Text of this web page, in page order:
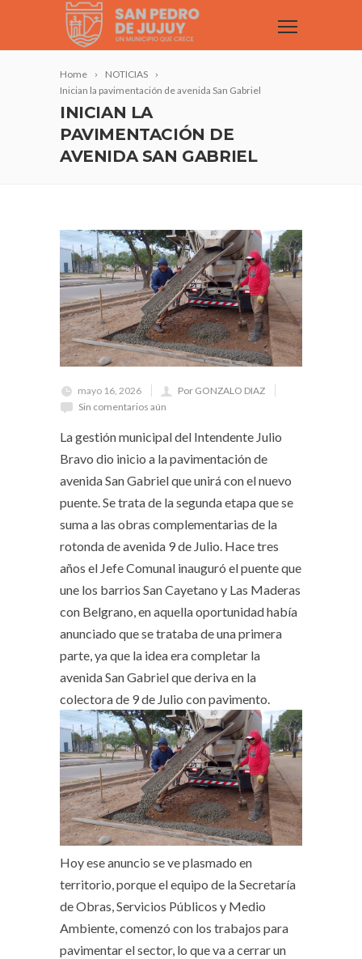
Home
NOTICIAS
Inician la pavimentación de avenida San Gabriel
INICIAN LA
PAVIMENTACIÓN DE
AVENIDA SAN GABRIEL
mayo 16, 2026
Por GONZALO DIAZ
Sin comentarios aún
La gestión municipal del Intendente Julio
Bravo dio inicio a la pavimentación de
avenida San Gabriel que unirá con el nuevo
puente. Se trata de la segunda etapa que se
suma a las obras complementarias de la
rotonda de avenida 9 de Julio. Hace tres
años el Jefe Comunal inauguró el puente que
une los barrios San Cayetano y Las Maderas
con Belgrano, en aquella oportunidad había
anunciado que se trataba de una primera
parte, ya que la idea era completar la
avenida San Gabriel que deriva en la
colectora de 9 de Julio con pavimento.
Hoy ese anuncio se ve plasmado en
territorio, porque el equipo de la Secretaría
de Obras, Servicios Públicos y Medio
Ambiente, comenzó con los trabajos para
pavimentar el sector, lo que va a cerrar un